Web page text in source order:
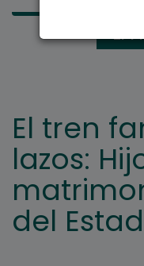
LA
El tren
lazos:
del